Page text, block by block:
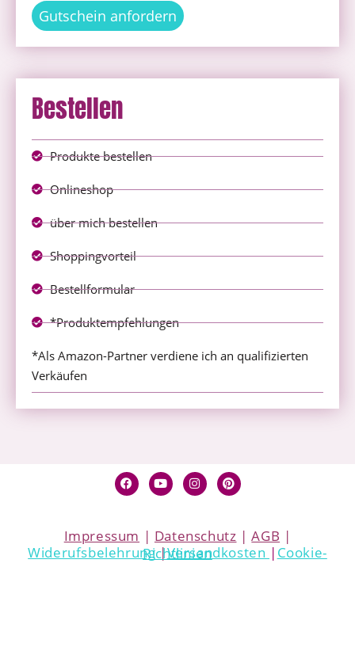
Gutschein anfordern
Bestellen
Produkte bestellen
Onlineshop
über mich bestellen
Shoppingvorteil
Bestellformular
*Produktempfehlungen
*Als Amazon-Partner verdiene ich an qualifizierten
Verkäufen
Impressum | Datenschutz |AGB |
Widerufsbelehrung|Versandkosten |
Cookie-Richtlinien